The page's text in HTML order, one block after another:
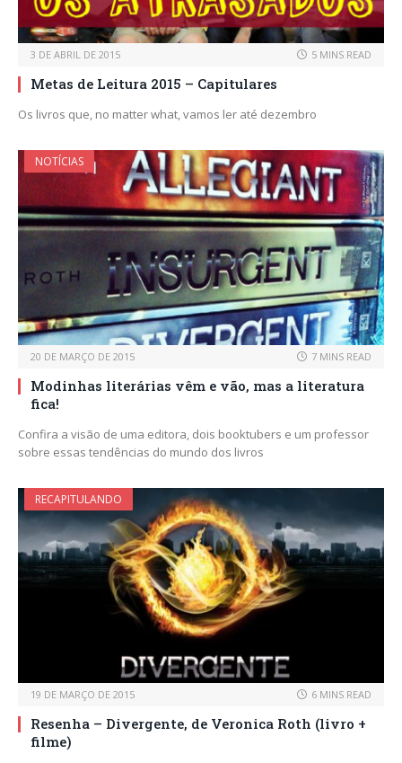
3 DE ABRIL DE 2015 5 MINS READ
Metas de Leitura 2015 – Capitulares
Os livros que, no matter what, vamos ler até dezembro
NOTÍCIAS
20 DE MARÇO DE 2015 7 MINS READ
Modinhas literárias vêm e vão, mas a literatura
fica!
Confira a visão de uma editora, dois booktubers e um professor
sobre essas tendências do mundo dos livros
RECAPITULANDO
19 DE MARÇO DE 2015 6 MINS READ
Resenha – Divergente, de Veronica Roth (livro +
filme)